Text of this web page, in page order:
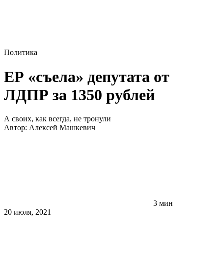
Политика
ЕР «съела» депутата от
ЛДПР за 1350 рублей
А своих, как всегда, не тронули
Автор: Алексей Машкевич
3 мин
20 июля, 2021